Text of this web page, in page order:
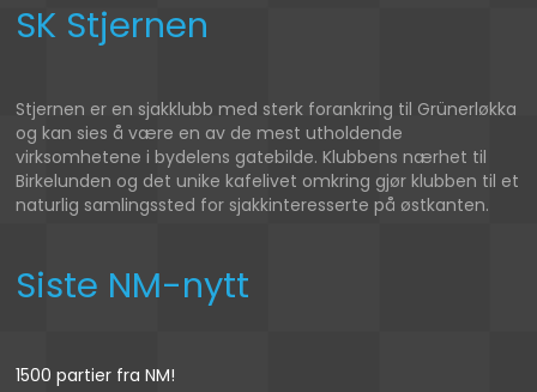
SK Stjernen
Stjernen er en sjakklubb med sterk forankring til Grünerløkka
og kan sies å være en av de mest utholdende
virksomhetene i bydelens gatebilde. Klubbens nærhet til
Birkelunden og det unike kafelivet omkring gjør klubben til et
naturlig samlingssted for sjakkinteresserte på østkanten.
Siste NM-nytt
1500 partier fra NM!